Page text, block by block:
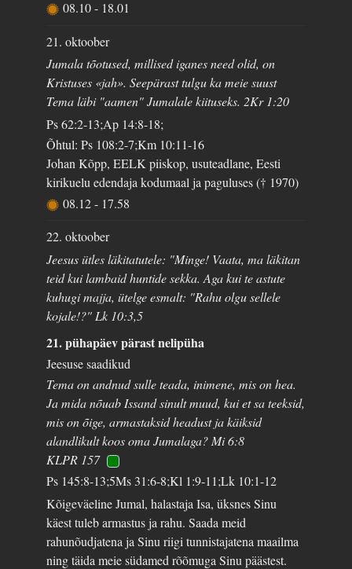
08.10- 18.01
21. oktoober
Jumala tõotused, millised iganes need olid, on
Kristuses «jah». Seepärast tulgu ka meie suust
Tema läbi "aamen" Jumalale kiituseks. 2Kr 1:20
Ps 62:2-13;Ap 14:8-18;
Õhtul: Ps 108:2-7;Km 10:11-16
Johan Kõpp, EELK piiskop, usuteadlane, Eesti
kirikuelu edendaja kodumaal ja paguluses († 1970)
08.12- 17.58
22. oktoober
Jeesus ütles läkitatutele: "Minge! Vaata, ma läkitan
teid kui lambaid huntide sekka. Aga kui te astute
kuhugi majja, ütelge esmalt: "Rahu olgu sellele
kojale!?" Lk 10:3,5
21. pühapäev pärast nelipüha
Jeesuse saadikud
Tema on andnud sulle teada, inimene, mis on hea.
Ja mida nõuab Issand sinult muud, kui et sa teeksid,
mis on õige, armastaksid headust ja käiksid
alandlikult koos oma Jumalaga? Mi 6:8
KLPR 157
Ps 145:8-13;5Ms 31:6-8;Kl 1:9-11;Lk 10:1-12
Kõigeväeline Jumal, halastaja Isa, üksnes Sinu
käest tuleb armastus ja rahu. Saada meid
rahunõudjatena ja Sinu riigi tunnistajatena maailma
ning täida meie südamed rõõmuga Sinu päästest.